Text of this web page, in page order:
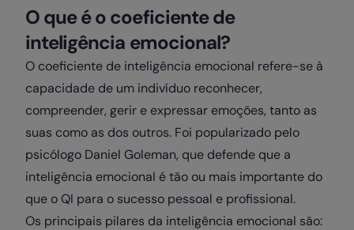
O que é o coeficiente de
inteligência emocional?
O coeficiente de inteligência emocional refere-se à
capacidade de um indivíduo reconhecer,
compreender, gerir e expressar emoções, tanto as
suas como as dos outros. Foi popularizado pelo
psicólogo Daniel Goleman, que defende que a
inteligência emocional é tão ou mais importante do
que o QI para o sucesso pessoal e profissional.
Os principais pilares da inteligência emocional são: